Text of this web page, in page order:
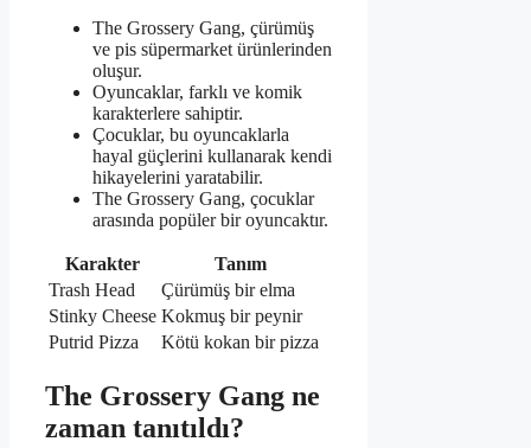
The Grossery Gang, çürümüş
ve pis süpermarket ürünlerinden
oluşur.
Oyuncaklar, farklı ve komik
karakterlere sahiptir.
Çocuklar, bu oyuncaklarla
hayal güçlerini kullanarak kendi
hikayelerini yaratabilir.
The Grossery Gang, çocuklar
arasında popüler bir oyuncaktır.
Karakter
Tanım
Trash Head
Çürümüş bir elma
Stinky Cheese Kokmuş bir peynir
Putrid Pizza
Kötü kokan bir pizza
The Grossery Gang ne
zaman tanıtıldı?